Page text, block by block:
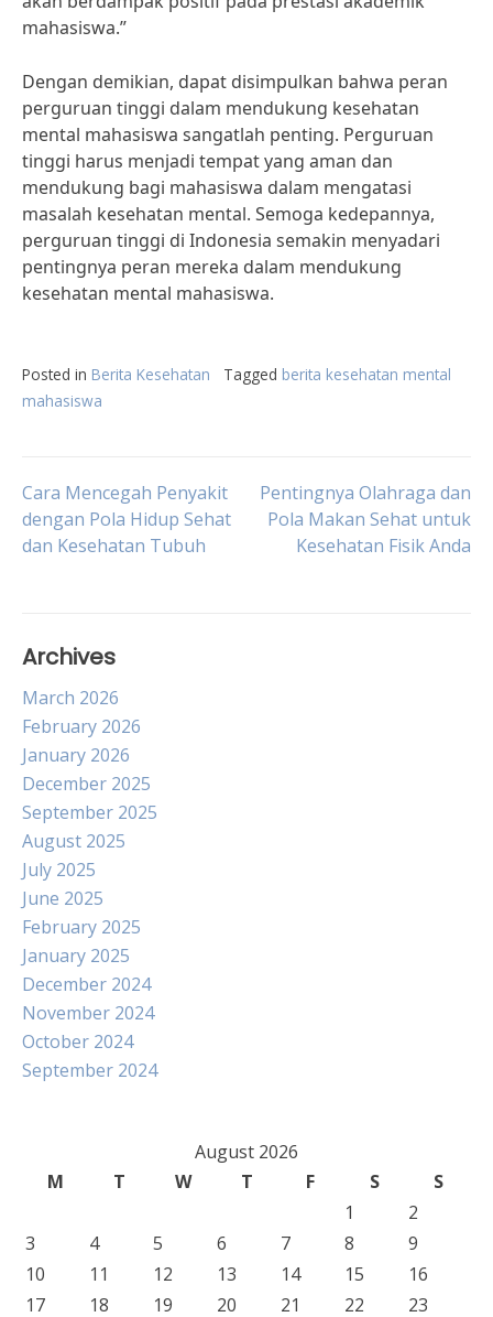
mahasiswa.”
Dengan demikian, dapat disimpulkan bahwa peran
perguruan tinggi dalam mendukung kesehatan
mental mahasiswa sangatlah penting. Perguruan
tinggi harus menjadi tempat yang aman dan
mendukung bagi mahasiswa dalam mengatasi
masalah kesehatan mental. Semoga kedepannya,
perguruan tinggi di Indonesia semakin menyadari
pentingnya peran mereka dalam mendukung
kesehatan mental mahasiswa.
Posted in Berita Kesehatan Tagged berita kesehatan mental
mahasiswa
Post
navigation
Cara Mencegah Penyakit
dengan Pola Hidup Sehat
dan Kesehatan Tubuh
Pentingnya Olahraga dan
Pola Makan Sehat untuk
Kesehatan Fisik Anda
Archives
March 2026
February 2026
January 2026
December 2025
September 2025
August 2025
July 2025
June 2025
February 2025
January 2025
December 2024
November 2024
October 2024
September 2024
August 2026
M
T W T F S
S
1
2
3
4 5 6 7 8
9
10
11 12 13 14 15
16
17
18 19 20 21 22 23